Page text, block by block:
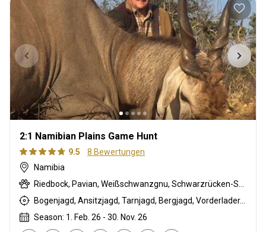
2:1 Namibian Plains Game Hunt
9.5
8 Bewertungen
Namibia
Bogenjagd, Ansitzjagd, Tarnjagd, Bergjagd, Vorderlader, Büchsenjagd, Pirschjagd
Season: 1. Feb. 26 - 30. Nov. 26